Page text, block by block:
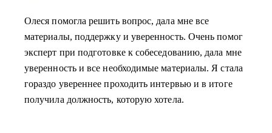
Олеся помогла решить вопрос, дала мне все
материалы, поддержку и уверенность. Очень помог
эксперт при подготовке к собеседованию, дала мне
уверенность и все необходимые материалы. Я стала
гораздо увереннее проходить интервью и в итоге
получила должность, которую хотела.